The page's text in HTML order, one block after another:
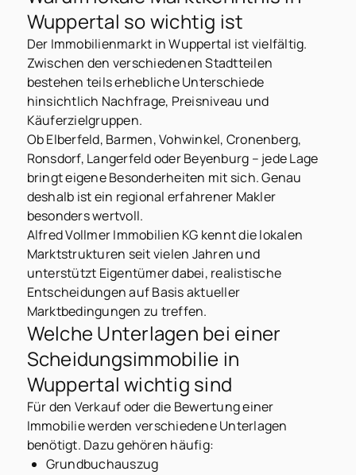
Wuppertal so wichtig ist
Der Immobilienmarkt in Wuppertal ist vielfältig.
Zwischen den verschiedenen Stadtteilen
bestehen teils erhebliche Unterschiede
hinsichtlich Nachfrage, Preisniveau und
Käuferzielgruppen.
Ob Elberfeld, Barmen, Vohwinkel, Cronenberg,
Ronsdorf, Langerfeld oder Beyenburg – jede Lage
bringt eigene Besonderheiten mit sich. Genau
deshalb ist ein regional erfahrener Makler
besonders wertvoll.
Alfred Vollmer Immobilien KG kennt die lokalen
Marktstrukturen seit vielen Jahren und
unterstützt Eigentümer dabei, realistische
Entscheidungen auf Basis aktueller
Marktbedingungen zu treffen.
Welche Unterlagen bei einer
Scheidungsimmobilie in
Wuppertal wichtig sind
Für den Verkauf oder die Bewertung einer
Immobilie werden verschiedene Unterlagen
benötigt. Dazu gehören häufig:
Grundbuchauszug